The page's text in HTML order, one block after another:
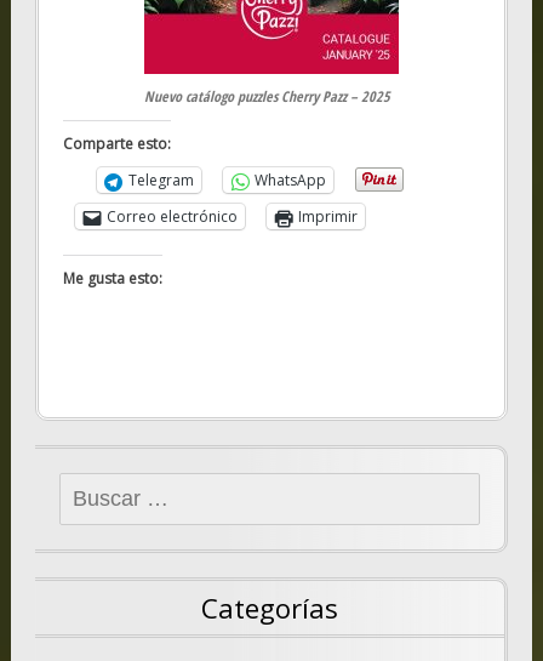
Nuevo catálogo puzzles Cherry Pazz – 2025
Comparte esto:
Telegram
WhatsApp
Correo electrónico
Imprimir
Me gusta esto:
Buscar:
Categorías